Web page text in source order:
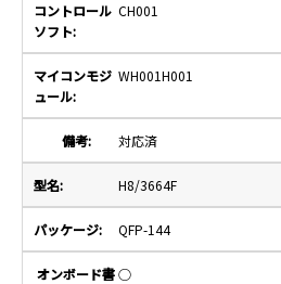
CH001
WH001H001
対応済
H8/3664F
QFP-144
○